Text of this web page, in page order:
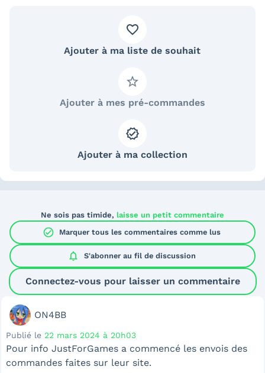
Ajouter à ma liste de souhait
Ajouter à mes pré-commandes
Ajouter à ma collection
Ne sois pas timide, laisse un petit commentaire
check_circle Marquer tous les commentaires comme lus
notifications S'abonner au fil de discussion
Connectez-vous pour laisser un commentaire
ON4BB
Publié le 22 mars 2024 à 20h03
Pour info JustForGames a commencé les envois des
commandes faites sur leur site.